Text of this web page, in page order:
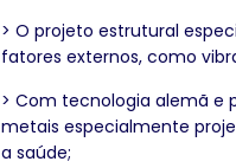
> O projeto estrutural
fatores externos, como
> Com tecnologia alemã e
metais especialmente
a saúde;